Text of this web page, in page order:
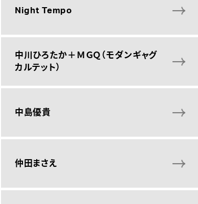
Night Tempo
中川ひろたか＋ＭＧＱ（モダンギャグ
カルテット）
中島優貴
仲田まさえ